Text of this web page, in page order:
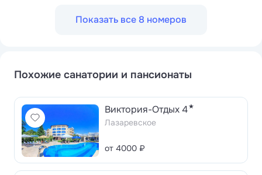
Показать все 8 номеров
Похожие санатории и пансионаты
Виктория-Отдых 4★
Лазаревское
от 4000 ₽